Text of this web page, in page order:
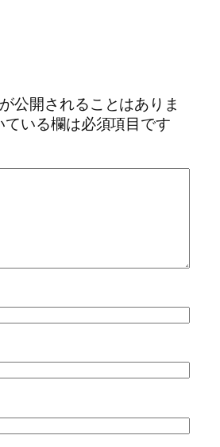
公開されることはありま
ている欄は必須項目です